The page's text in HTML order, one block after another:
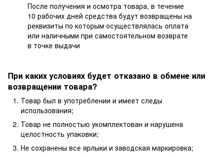
После получения и осмотра товара, в течение
10 рабочих дней средства будут возвращены на
реквизиты по которым осуществлялась оплата
или наличными при самостоятельном возврате
в точке выдачи
При каких условиях будет отказано в обмене или
возвращении товара?
Товар был в употреблении и имеет следы
использования;
Товар не полностью укомплектован и нарушена
целостность упаковки;
Не сохранены все ярлыки и заводская маркировка;